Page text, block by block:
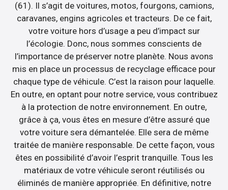
(61). Il s’agit de voitures, motos, fourgons, camions,
caravanes, engins agricoles et tracteurs. De ce fait,
votre voiture hors d’usage a peu d’impact sur
l’écologie. Donc, nous sommes conscients de
l’importance de préserver notre planète. Nous avons
mis en place un processus de recyclage efficace pour
chaque type de véhicule. C’est la raison pour laquelle.
En outre, en optant pour notre service, vous contribuez
à la protection de notre environnement. En outre,
grâce à ça, vous êtes en mesure d’être assuré que
votre voiture sera démantelée. Elle sera de même
traitée de manière responsable. De cette façon, vous
êtes en possibilité d’avoir l’esprit tranquille. Tous les
matériaux de votre véhicule seront réutilisés ou
éliminés de manière appropriée. En définitive, notre